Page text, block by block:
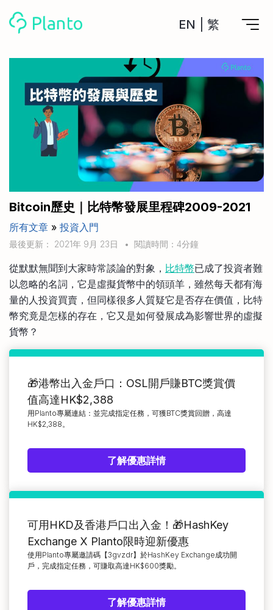
EN 繁
計劃買樓
計劃買樓第一步
全功能記賬
管理及分析所有戶口
管理MPF戶口
一次過管理所有強積金戶口
申請清卡數/私人貸款
CreFIT x Planto推廣優惠
工具
私人貸款
年利率/APR/年息比較
投資戶口 (美股)
比較最抵美股投資戶口
投資戶口 (港股)
比較最抵港股投資戶口
比較最抵Crypto交易所
月供股票計劃
定期存款
比較定存利率
信用卡
比較各種最優惠信用卡
關於我們
Academy
Marketplace
其他網站
手機App與理財資訊
商業解決方案
企業服務
Bitcoin歷史｜比特幣發展里程碑2009-2021
所有文章 » 投資入門
最後更新： 2021年 9月 23日 • 閱讀時間：4分鐘
從默默無聞到大家時常談論的對象， 比特幣已成了投資者難
以忽略的名詞，它是虛擬貨幣中的領頭羊，雖然每天都有海
量的人投資買賣，但同樣很多人質疑它是否存在價值，比特
幣究竟是怎樣的存在，它又是如何發展成為影響世界的虛擬
貨幣？
🎁港幣出入金戶口：OSL開戶賺BTC獎賞價
值高達HK$2,388
用Planto專屬連結：並完成指定任務，可獲BTC獎賞回贈，高達
HK$2,388。
了解優惠詳情
可用HKD及香港戶口出入金！🎁HashKey
Exchange X Planto限時迎新優惠
使用Planto專屬邀請碼【3gvzdr】於HashKey Exchange成功開
戶，完成指定任務，可賺取高達HK$600獎勵。
了解優惠詳情